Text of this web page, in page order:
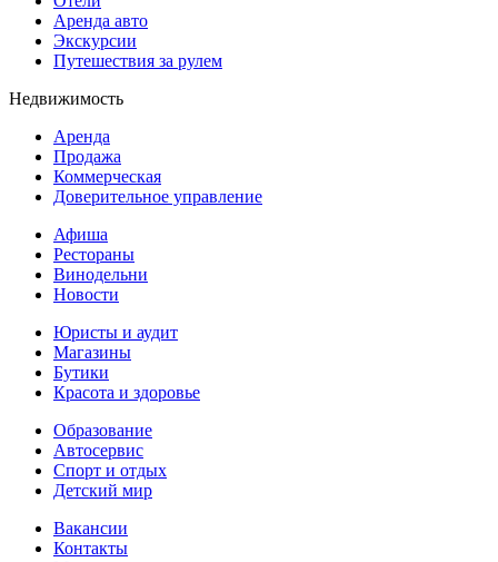
Аренда авто
Экскурсии
Путешествия за рулем
Недвижимость
Аренда
Продажа
Коммерческая
Доверительное управление
Афиша
Рестораны
Винодельни
Новости
Юристы и аудит
Магазины
Бутики
Красота и здоровье
Образование
Автосервис
Спорт и отдых
Детский мир
Вакансии
Контакты